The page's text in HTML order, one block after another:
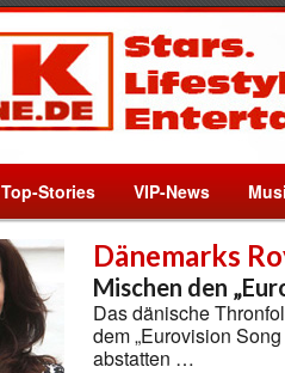
Top-Stories VIP-News
Dänemarks
Mischen den
Das dänische
dem „Eurovision
abstatten …